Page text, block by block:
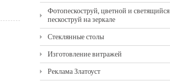
Фотопескоструй, цветной и светящийся
пескоструй на зеркале
Стеклянные столы
Изготовление витражей
Реклама Златоуст